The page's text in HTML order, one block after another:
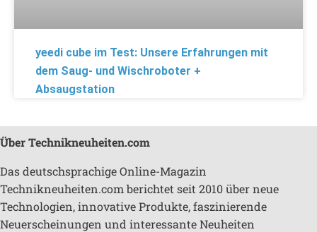
yeedi cube im Test: Unsere Erfahrungen mit
dem Saug- und Wischroboter +
Absaugstation
Über Technikneuheiten.com
Das deutschsprachige Online-Magazin
Technikneuheiten.com berichtet seit 2010 über neue
Technologien, innovative Produkte, faszinierende
Neuerscheinungen und interessante Neuheiten